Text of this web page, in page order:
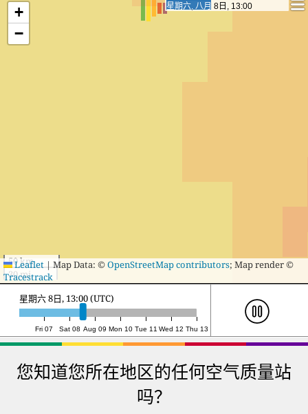
星期六, 八月 8日, 22:00
星期六, 八月 8日, 22:00
+
−
50 km
30 mi
Leaflet|Map Data: ©OpenStreetMap contributors; Map render ©
Tracestrack
Fri 07 Sat 08 Aug 09 Mon 10 Tue 11 Wed 12 Thu 13
星期六 8日, 22:00 (UTC)
您知道您所在地区的任何空气质量站
吗？